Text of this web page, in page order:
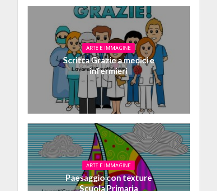
ARTE E IMMAGINE
Scritta Grazie a medici e
infermieri
ARTE E IMMAGINE
Paesaggio con texture
Scuola Primaria